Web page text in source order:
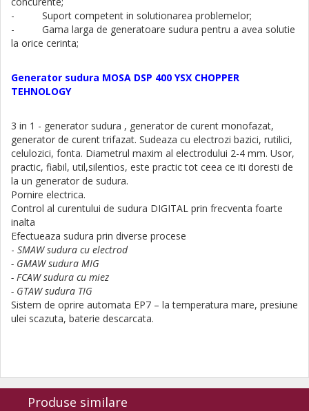
- Suport competent in solutionarea problemelor;
- Gama larga de generatoare sudura pentru a avea solutie
la orice cerinta;
Generator sudura MOSA DSP 400 YSX CHOPPER
TEHNOLOGY
3 in 1 - generator sudura , generator de curent monofazat,
generator de curent trifazat. Sudeaza cu electrozi bazici, rutilici,
celulozici, fonta. Diametrul maxim al electrodului 2-4 mm. Usor,
practic, fiabil, util,silentios, este practic tot ceea ce iti doresti de
la un generator de sudura.
Pornire electrica.
Control al curentului de sudura DIGITAL prin frecventa foarte
inalta
Efectueaza sudura prin diverse procese
- SMAW sudura cu electrod
- GMAW sudura MIG
- FCAW sudura cu miez
- GTAW sudura TIG
Sistem de oprire automata EP7 – la temperatura mare, presiune
ulei scazuta, baterie descarcata.
Produse similare